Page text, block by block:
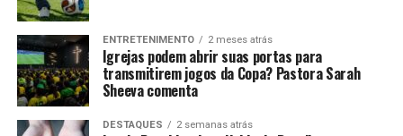
ENTRETENIMENTO 2 meses atrás
Igrejas podem abrir suas portas para
transmitirem jogos da Copa? Pastora Sarah
Sheeva comenta
DESTAQUES 2 semanas atrás